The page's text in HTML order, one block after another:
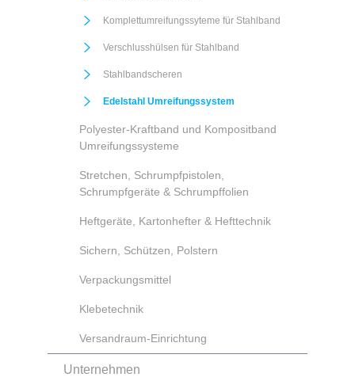
Komplettumreifungssyteme für Stahlband
Verschlusshülsen für Stahlband
Stahlbandscheren
Edelstahl Umreifungssystem
Polyester-Kraftband und Kompositband
Umreifungssysteme
Stretchen, Schrumpfpistolen,
Schrumpfgeräte & Schrumpffolien
Heftgeräte, Kartonhefter & Hefttechnik
Sichern, Schützen, Polstern
Verpackungsmittel
Klebetechnik
Versandraum-Einrichtung
Unternehmen